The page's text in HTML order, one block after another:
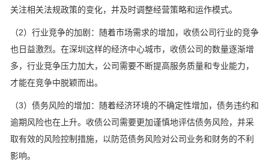
关注相关法规政策的变化，并及时调整经营策略和运作模式。
（2）行业竞争的加剧：随着市场需求的增加，收债公司行业的竞争
也日益激烈。在深圳这样的经济中心城市，收债公司的数量逐渐增
多，行业竞争压力加大，公司需要不断提高服务质量和专业能力，
才能在竞争中脱颖而出。
（3）债务风险的增加：随着经济环境的不确定性增加，债务违约和
逾期风险也在上升。收债公司需要更加谨慎地评估债务风险，并采
取有效的风险控制措施，以防范债务风险对公司业务和财务的不利
影响。